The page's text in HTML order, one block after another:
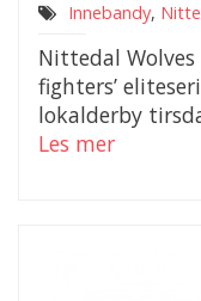
Innebandy,
Nittedal
fighters’
lokalderby
Les mer